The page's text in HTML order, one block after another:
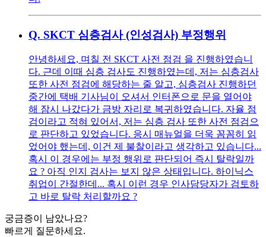
Q. SKCT 심층검사 (인성검사) 부정행위
안녕하세요, 며칠 전 SKCT 사전 점검 을 진행하였습니
다. 근데 이때 심층 검사도 진행하였는데, 저는 심층검사
또한 사전 점검에 해당하는 줄 알고, 심층검사 진행하던
중간에 택배 기사님이 오셔서 인터폰으로 문을 열어야
해 잠시 나갔다가 금방 자리로 복귀하였습니다. 자율 점
검이라고 적혀 있어서, 저는 심층 검사 또한 사전 점검으
로 판단하고 있었습니다. 응시 매뉴얼을 더욱 꼼꼼히 읽
었어야 했는데, 이건 제 불찰이라고 생각하고 있습니다...
혹시 이 경우에는 부정 행위로 판단되어 즉시 탈락일까
요 ? 아직 인지 검사는 보지 않은 상태입니다. 하이닉스
취업이 간절한데... 혹시 이런 경우 인사담당자가 검토하
고 바로 탈락 처리할까요 ?
궁금증이 남았나요?
빠르게 질문하세요.